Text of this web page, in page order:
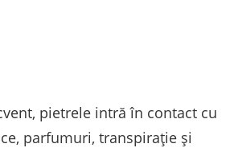
pietrele intră în contact cu
parfumuri, transpirație și